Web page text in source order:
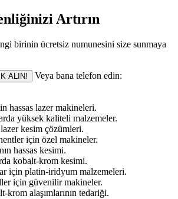
Artırın
birinin ücretsiz numunesini size sunmaya
ALIN!
Veya bana telefon edin:
hassas lazer makineleri.
yüksek kaliteli malzemeler.
kesim çözümleri.
için özel makineler.
hassas kesimi.
kobalt-krom kesimi.
için platin-iridyum malzemeleri.
için güvenilir makineler.
alaşımlarının tedariği.